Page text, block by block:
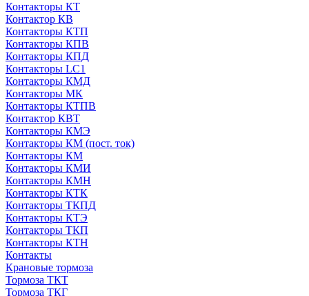
Контакторы КТ
Контактор КВ
Контакторы КТП
Контакторы КПВ
Контакторы КПД
Контакторы LC1
Контакторы КМД
Контакторы МК
Контакторы КТПВ
Контактор КВТ
Контакторы КМЭ
Контакторы КМ (пост. ток)
Контакторы КМ
Контакторы КМИ
Контакторы КМН
Контакторы КТК
Контакторы ТКПД
Контакторы КТЭ
Контакторы ТКП
Контакторы КТН
Контакты
Крановые тормоза
Тормоза ТКТ
Тормоза ТКГ